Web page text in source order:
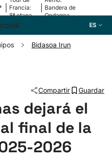
Francia:
8ª etapa
Bandera de
Ondarroa
ES
Bidasoa Irun
Compartir Guardar
dejará el
final de la
2026